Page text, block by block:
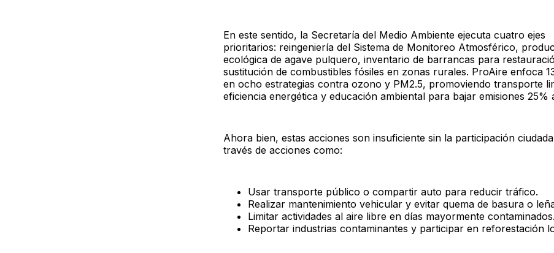
En este sentido, la Secretaría del Medio Ambiente ejecuta cuatro ejes
prioritarios: reingeniería del Sistema de Monitoreo Atmosférico,
ecológica de agave pulquero, inventario de barrancas para
sustitución de combustibles fósiles en zonas rurales. ProAire enfoca
en ocho estrategias contra ozono y PM2.5, promoviendo transporte
eficiencia energética y educación ambiental para bajar emisiones 25%
Ahora bien, estas acciones son insuficiente sin la participación
través de acciones como:
Usar transporte público o compartir auto para reducir tráfico.
Realizar mantenimiento vehicular y evitar quema de basura o
Limitar actividades al aire libre en días mayormente contaminados.
Reportar industrias contaminantes y participar en reforestación